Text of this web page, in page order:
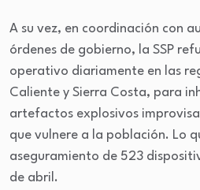
A su vez, en coordinación con
órdenes de gobierno, la SSP
operativo diariamente en las
Caliente y Sierra Costa, para
artefactos explosivos
que vulnere a la población. Lo
aseguramiento de 523
de abril.